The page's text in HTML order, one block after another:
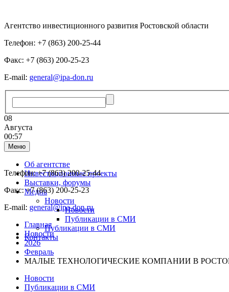
Агентство инвестиционного развития Ростовской области
Телефон: +7 (863) 200-25-44
Факс: +7 (863) 200-25-23
E-mail: general@ipa-don.ru
08
Августа
00:57
Меню
Об агентстве
Инвестиционные проекты
Выставки, форумы
Медиа
Новости
Новости
Публикации в СМИ
Публикации в СМИ
Контакты
Телефон: +7 (863) 200-25-44
Факс: +7 (863) 200-25-23
E-mail: general@ipa-don.ru
Главная
Новости
2026
Февраль
МАЛЫЕ ТЕХНОЛОГИЧЕСКИЕ КОМПАНИИ В
Новости
Публикации в СМИ